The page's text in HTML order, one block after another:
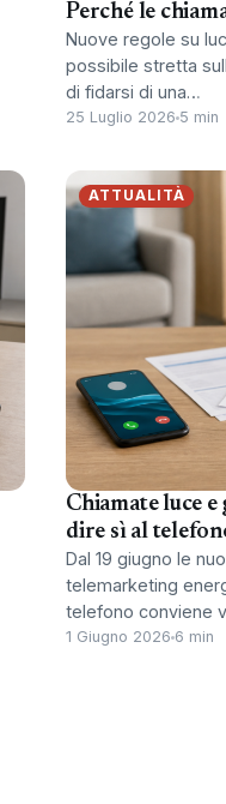
Perché le
Nuove regole su
possibile stretta
di fidarsi di una…
25 Luglio 2026 5 min
ATTUALITÀ
Chiamate luce
dire sì al
Dal 19 giugno le
telemarketing
telefono conviene
1 Giugno 2026 6 min